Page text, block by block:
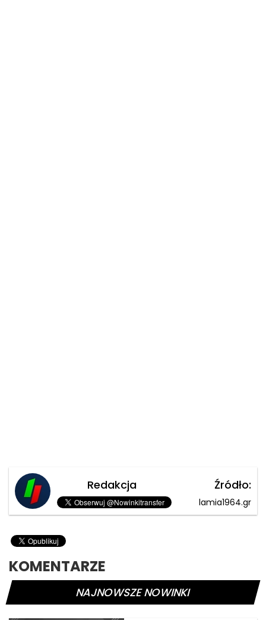
Redakcja Źródło:
lamia1964.gr
KOMENTARZE
NAJNOWSZE NOWINKI